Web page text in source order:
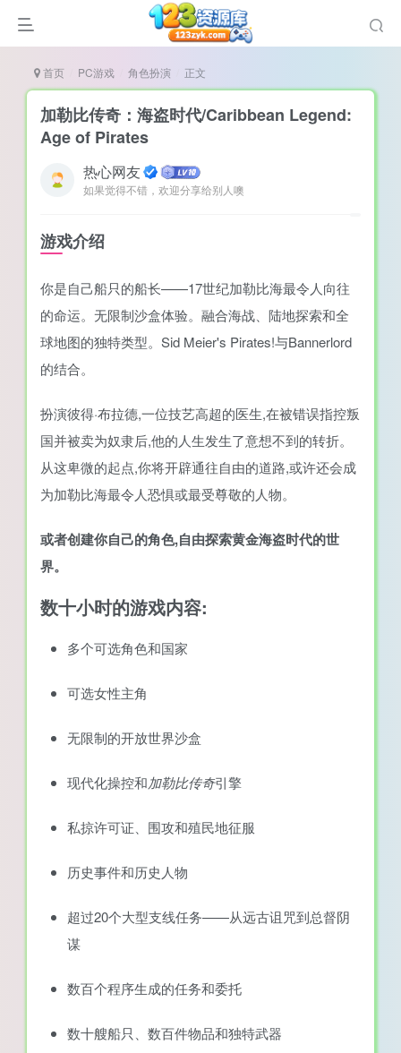
首页 PC游戏 角色扮演 正文
加勒比传奇：海盗时代/Caribbean Legend:
Age of Pirates
热心网友
如果觉得不错，欢迎分享给别人噢
游戏介绍
你是自己船只的船长——17世纪加勒比海最令人向往
的命运。无限制沙盒体验。融合海战、陆地探索和全
球地图的独特类型。Sid Meier's Pirates!与Bannerlord
的结合。
扮演彼得·布拉德,一位技艺高超的医生,在被错误指控叛
国并被卖为奴隶后,他的人生发生了意想不到的转折。
从这卑微的起点,你将开辟通往自由的道路,或许还会成
为加勒比海最令人恐惧或最受尊敬的人物。
或者创建你自己的角色,自由探索黄金海盗时代的世
界。
数十小时的游戏内容:
多个可选角色和国家
可选女性主角
无限制的开放世界沙盒
现代化操控和加勒比传奇引擎
私掠许可证、围攻和殖民地征服
历史事件和历史人物
超过20个大型支线任务——从远古诅咒到总督阴
谋
数百个程序生成的任务和委托
数十艘船只、数百件物品和独特武器